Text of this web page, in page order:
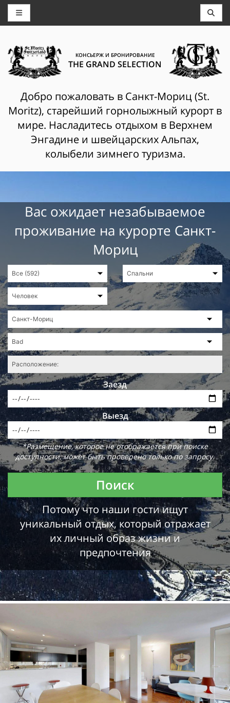
КОНСЬЕРЖ И БРОНИРОВАНИЕ
THE GRAND SELECTION
Добро пожаловать в Санкт-Мориц (St.
Moritz), старейший горнолыжный курорт в
мире. Насладитесь отдыхом в Верхнем
Энгадине и швейцарских Альпах,
колыбели зимнего туризма.
Вас ожидает незабываемое
проживание на курорте Санкт-
Мориц
Заезд
Выезд
*Размещение, которое не отображается при поиске
доступности, может быть проверено только по запросу.
Поиск
Потому что наши гости ищут
уникальный отдых, который отражает
их личный образ жизни и
предпочтения